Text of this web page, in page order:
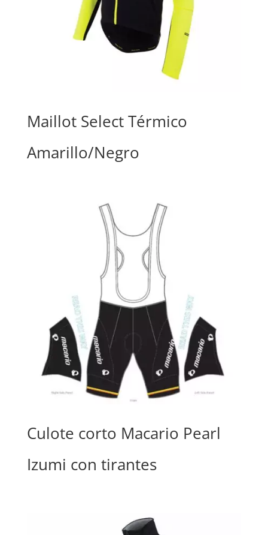
Maillot Select Térmico
Amarillo/Negro
Culote corto Macario Pearl
Izumi con tirantes